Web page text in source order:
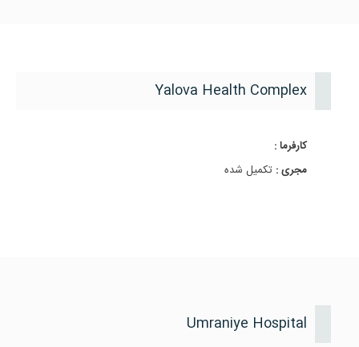
Yalova Health Complex
کارفرما :
مجری : تکمیل شده
Umraniye Hospital